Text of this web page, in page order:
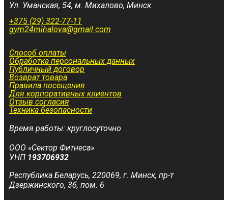
Ул. Уманская, 54, м. Михалово, Минск
+375 (29) 322-77-11
gym24mihalova@gmail.com
Способ оплаты
Обработка персональных данных
Публичный договор
Возврат товара
Правила посещения
Для корпоративных клиентов
Отзыв согласия
Техника безопасности
Время работы: круглосуточно
ООО «Сектор Фитнеса»
УНП 193706932
Республика Беларусь, 220069, г. Минск, пр-т
Дзержинского, 3б, пом. 6